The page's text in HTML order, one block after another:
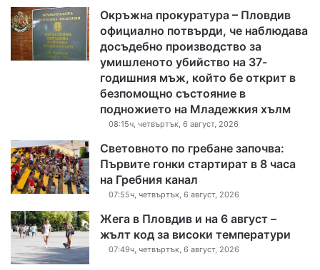
Окръжна прокуратура – Пловдив
официално потвърди, че наблюдава
досъдебно производство за
умишленото убийство на 37-
годишния мъж, който бе открит в
безпомощно състояние в
подножието на Младежкия хълм
08:15ч, четвъртък, 6 август, 2026
Световното по гребане започва:
Първите гонки стартират в 8 часа
на Гребния канал
07:55ч, четвъртък, 6 август, 2026
Жега в Пловдив и на 6 август –
жълт код за високи температури
07:49ч, четвъртък, 6 август, 2026